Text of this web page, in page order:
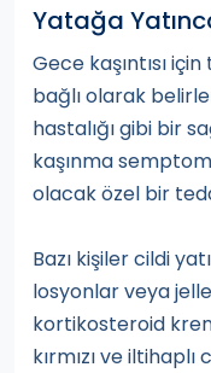
Yatağa
Gece kaşıntısı
bağlı olarak
hastalığı gibi bir
kaşınma
olacak özel bir
Bazı kişiler cildi
losyonlar veya
kortikosteroid
kırmızı ve